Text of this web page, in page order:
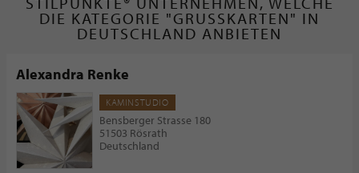
DIE KATEGORIE "GRUSSKARTEN" IN
DEUTSCHLAND ANBIETEN
Alexandra Renke
KAMINSTUDIO
Bensberger Strasse 180
51503 Rösrath
Deutschland